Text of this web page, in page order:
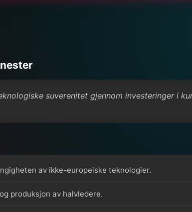
suverenitet gjennom investeringer i
av ikke-europeiske teknologier.
produksjon av halvledere.